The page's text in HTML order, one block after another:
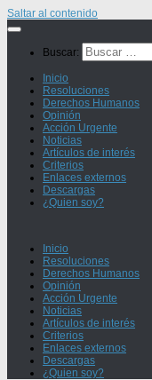
Saltar al contenido
Buscar:
Inicio
Resoluciones
Derechos Humanos
Opinión
Acción Urgente
Noticias
Artículos de interés
Criterios
Enlaces externos
Descargas
¿Quien soy?
Inicio
Resoluciones
Derechos Humanos
Opinión
Acción Urgente
Noticias
Artículos de interés
Criterios
Enlaces externos
Descargas
¿Quien soy?